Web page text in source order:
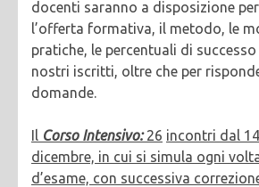
docenti saranno a disposizione
l’offerta formativa, il metodo, le
pratiche, le percentuali di successo
nostri iscritti, oltre che per
domande.
Il Corso Intensivo:26 incontri dal
dicembre, in cui si simula ogni
d’esame, con successiva